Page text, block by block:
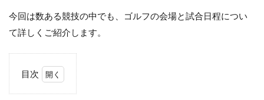
今回は数ある競技の中でも、ゴルフの会場と試合日程につい
て詳しくご紹介します。
目次